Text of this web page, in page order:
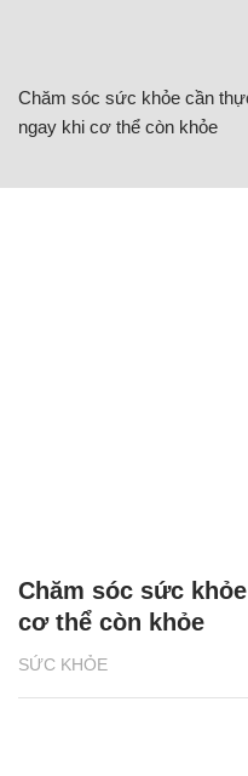
Chăm sóc sức khỏe cần
ngay khi cơ thể còn khỏe
SỨC KHỎE
Chăm sóc sức
cơ thể còn khỏe